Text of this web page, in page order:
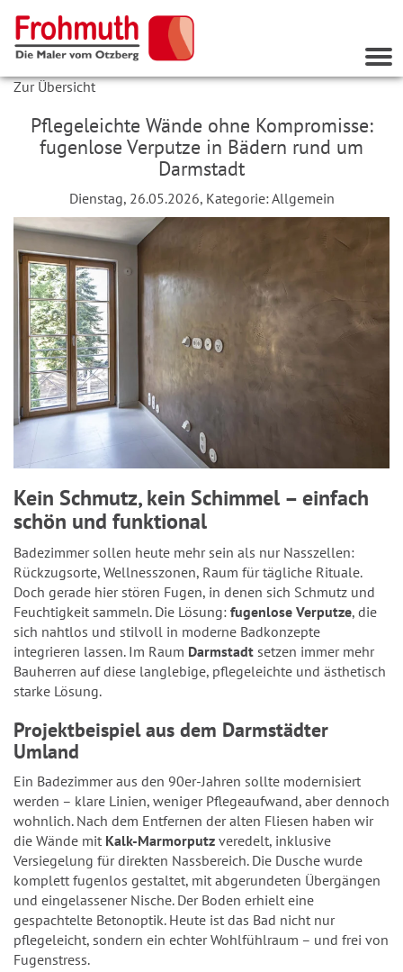
Zur Übersicht
Pflegeleichte Wände ohne Kompromisse:
fugenlose Verputze in Bädern rund um
Darmstadt
Dienstag, 26.05.2026, Kategorie:Allgemein
Kein Schmutz, kein Schimmel – einfach
schön und funktional
Badezimmer sollen heute mehr sein als nur Nasszellen:
Rückzugsorte, Wellnesszonen, Raum für tägliche Rituale.
Doch gerade hier stören Fugen, in denen sich Schmutz und
Feuchtigkeit sammeln. Die Lösung: fugenlose Verputze, die
sich nahtlos und stilvoll in moderne Badkonzepte
integrieren lassen. Im Raum Darmstadt setzen immer mehr
Bauherren auf diese langlebige, pflegeleichte und ästhetisch
starke Lösung.
Projektbeispiel aus dem Darmstädter
Umland
Ein Badezimmer aus den 90er-Jahren sollte modernisiert
werden – klare Linien, weniger Pflegeaufwand, aber dennoch
wohnlich. Nach dem Entfernen der alten Fliesen haben wir
die Wände mit Kalk-Marmorputz veredelt, inklusive
Versiegelung für direkten Nassbereich. Die Dusche wurde
komplett fugenlos gestaltet, mit abgerundeten Übergängen
und eingelassener Nische. Der Boden erhielt eine
gespachtelte Betonoptik. Heute ist das Bad nicht nur
pflegeleicht, sondern ein echter Wohlfühlraum – und frei von
Fugenstress.